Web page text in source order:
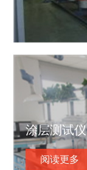
涂层测试仪
阅读更多